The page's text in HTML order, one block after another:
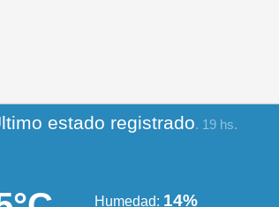
estado registrado. 19 hs.
Humedad: 14%